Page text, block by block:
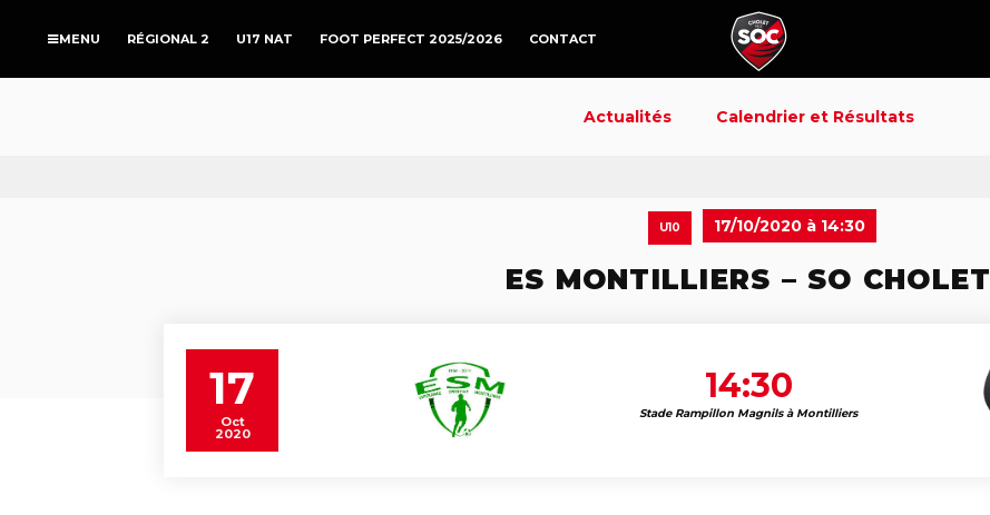
RÉGIONAL 2 U17 NAT FOOT PERFECT 2025/2026 CONTACT
Actualités Calendrier et Résultats
U10 17/10/2020 à 14:30
ES MONTILLIERS – SO CHOLET
17
Oct
2020
14:30
Stade Rampillon Magnils à Montilliers